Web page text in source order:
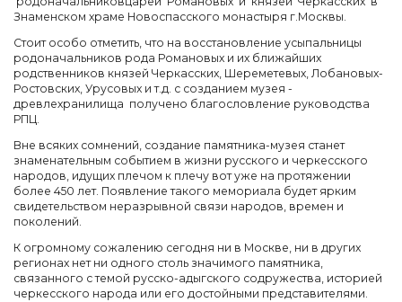
Знаменском храме Новоспасского монастыря г.Москвы.
Стоит особо отметить, что на восстановление усыпальницы
родоначальников рода Романовых и их ближайших
родственников князей Черкасских, Шереметевых, Лобановых-
Ростовских, Урусовых и т.д. с созданием музея -
древлехранилища получено благословление руководства
РПЦ.
Вне всяких сомнений, создание памятника-музея станет
знаменательным событием в жизни русского и черкесского
народов, идущих плечом к плечу вот уже на протяжении
более 450 лет. Появление такого мемориала будет ярким
свидетельством неразрывной связи народов, времен и
поколений.
К огромному сожалению сегодня ни в Москве, ни в других
регионах нет ни одного столь значимого памятника,
связанного с темой русско-адыгского содружества, историей
черкесского народа или его достойными представителями.